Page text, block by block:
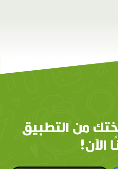
من التطبيق
الآن!